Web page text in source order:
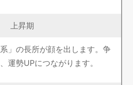
上昇期
」の長所が顔を出します。争
運勢UPにつながります。